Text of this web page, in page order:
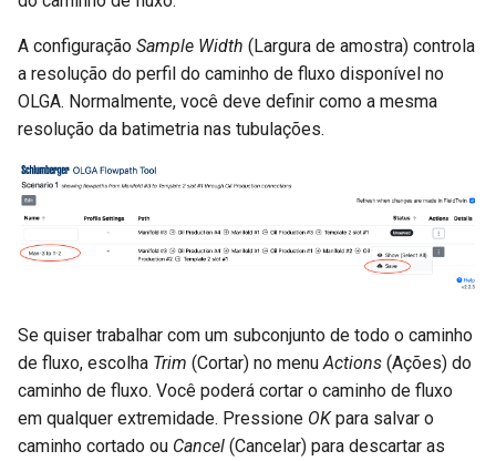
A configuração Sample Width (Largura de amostra) controla
a resolução do perfil do caminho de fluxo disponível no
OLGA. Normalmente, você deve definir como a mesma
resolução da batimetria nas tubulações.
Se quiser trabalhar com um subconjunto de todo o caminho
de fluxo, escolha Trim (Cortar) no menu Actions (Ações) do
caminho de fluxo. Você poderá cortar o caminho de fluxo
em qualquer extremidade. Pressione OKpara salvar o
caminho cortado ou Cancel (Cancelar) para descartar as